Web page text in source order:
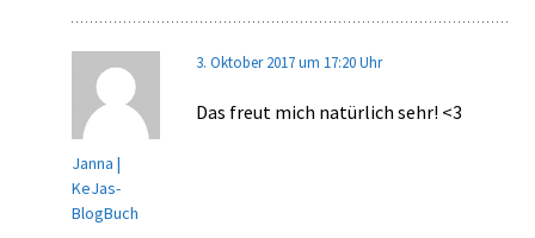
Janna |
KeJas-
BlogBuch
3. Oktober 2017 um 17:20 Uhr
Das freut mich natürlich sehr! <3